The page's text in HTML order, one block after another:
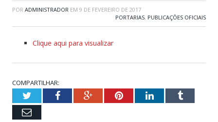
POR ADMINISTRADOR EM 9 DE FEVEREIRO DE 2017
PORTARIAS, PUBLICAÇÕES OFICIAIS
Clique aqui para visualizar
COMPARTILHAR:
TwitterFacebookGoogle+PinterestLinkedInTumblr
Email